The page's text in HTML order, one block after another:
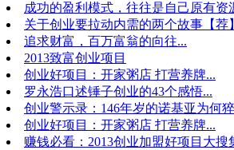
成功的盈利模式，往往是自己原有资
关于创业要拉动内需的两个故事【荐
追求财富，百万富翁的向往...
2013致富创业项目
创业好项目：开家粥店 打营养牌...
罗永浩口述锤子创业的43个感悟...
创业警示录：146年岁的诺基亚为何
创业好项目：开家粥店 打营养牌...
赚钱必看：2013创业加盟好项目大搜